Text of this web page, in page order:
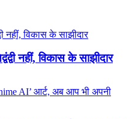
नहीं, विकास के साझीदार